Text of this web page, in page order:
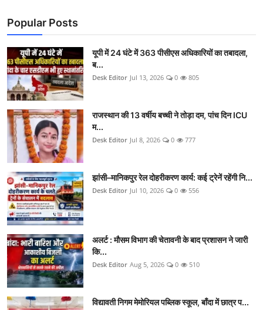
Popular Posts
यूपी में 24 घंटे में 363 पीसीएस अधिकारियों का तबादला,
ब...
Desk Editor Jul 13, 2026 0 805
राजस्थान की 13 वर्षीय बच्ची ने तोड़ा दम, पांच दिन ICU
म...
Desk Editor Jul 8, 2026 0 777
झांसी–मानिकपुर रेल दोहरीकरण कार्य: कई ट्रेनें रहेंगी नि...
Desk Editor Jul 10, 2026 0 556
अलर्ट : मौसम विभाग की चेतावनी के बाद प्रशासन ने जारी
कि...
Desk Editor Aug 5, 2026 0 510
विद्यावती निगम मेमोरियल पब्लिक स्कूल, बाँदा में छात्र प...